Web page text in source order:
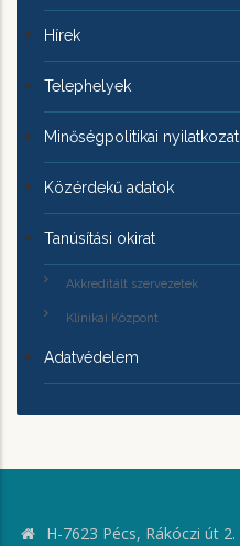
Hírek
Telephelyek
Minőségpolitikai nyilatkozat
Közérdekű adatok
Tanúsítási okirat
Akkreditált szervezetek
Klinikai Központ
Adatvédelem
H-7623 Pécs, Rákóczi út 2.